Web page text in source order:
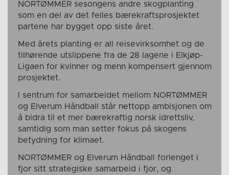
NORTØMMER sesongens andre skogplanting
som en del av det felles bærekraftsprosjektet
partene har bygget opp siste året.
Med årets planting er all reisevirksomhet og de
tilhørende utslippene fra de 28 lagene i Elkjøp-
Ligaen for kvinner og menn kompensert gjennom
prosjektet.
I sentrum for samarbeidet mellom NORTØMMER
og Elverum Håndball står nettopp ambisjonen om
å bidra til et mer bærekraftig norsk idrettsliv,
samtidig som man setter fokus på skogens
betydning for klimaet.
NORTØMMER og Elverum Håndball forlenget i
fjor sitt strategiske samarbeid i fjor, og